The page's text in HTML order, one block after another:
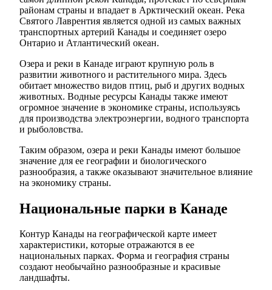
районам страны и впадает в Арктический океан. Река
Святого Лаврентия является одной из самых важных
транспортных артерий Канады и соединяет озеро
Онтарио и Атлантический океан.
Озера и реки в Канаде играют крупную роль в
развитии животного и растительного мира. Здесь
обитает множество видов птиц, рыб и других водных
животных. Водные ресурсы Канады также имеют
огромное значение в экономике страны, используясь
для производства электроэнергии, водного транспорта
и рыболовства.
Таким образом, озера и реки Канады имеют большое
значение для ее географии и биологического
разнообразия, а также оказывают значительное влияние
на экономику страны.
Национальные парки в Канаде
Контур Канады на географической карте имеет
характеристики, которые отражаются в ее
национальных парках. Форма и география страны
создают необычайно разнообразные и красивые
ландшафты.